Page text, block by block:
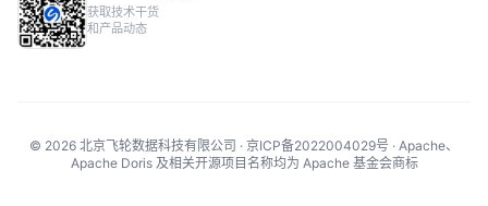
获取技术干货
和产品动态
© 2026 北京飞轮数据科技有限公司 · 京ICP备2022004029号 · Apache、
Apache Doris 及相关开源项目名称均为 Apache 基金会商标